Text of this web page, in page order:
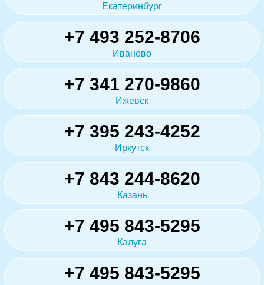
Екатеринбург
+7 493 252-8706
Иваново
+7 341 270-9860
Ижевск
+7 395 243-4252
Иркутск
+7 843 244-8620
Казань
+7 495 843-5295
Калуга
+7 495 843-5295